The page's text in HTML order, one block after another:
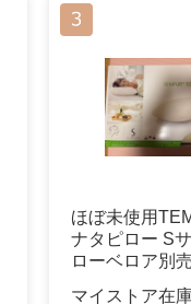
ほぼ未使用
ナタピロー S
ローベロア別
マイストア在庫